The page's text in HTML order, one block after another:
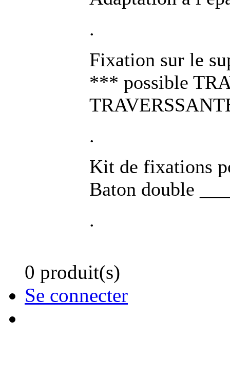
.
Fixation sur le
*** possible
.
Kit de fixations
Baton double
.
0 produit(s)
Se connecter